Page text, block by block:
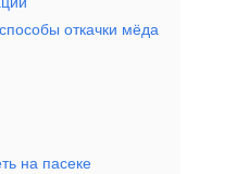
откачки мёда
на пасеке